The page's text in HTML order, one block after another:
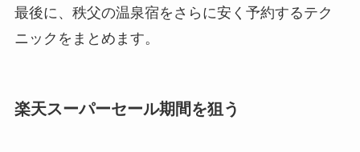
最後に、秩父の温泉宿をさらに安く予約するテク
ニックをまとめます。
楽天スーパーセール期間を狙う